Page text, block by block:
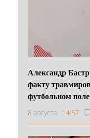
Александр
факту
футбольном
8 августа 14:57